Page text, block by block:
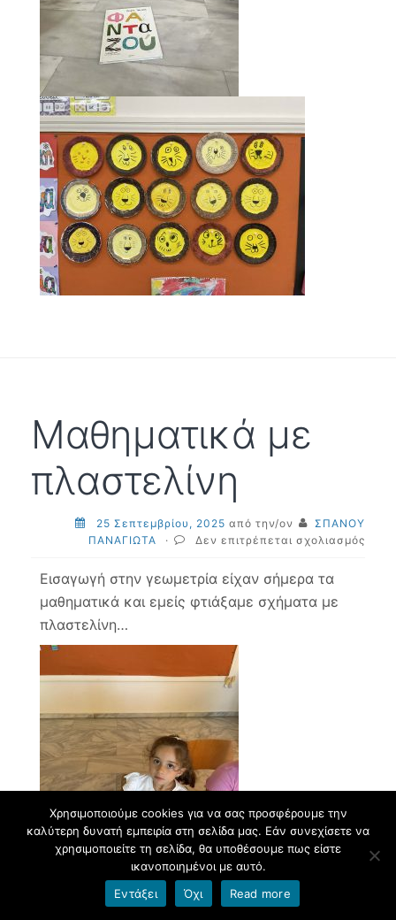
Μαθηματικά με
πλαστελίνη
25 Σεπτεμβρίου, 2025 από την/ον
ΣΠΑΝΟΥ
ΠΑΝΑΓΙΩΤΑ
· Δεν επιτρέπεται σχολιασμός
Εισαγωγή στην γεωμετρία είχαν σήμερα τα
μαθηματικά και εμείς φτιάξαμε σχήματα με
πλαστελίνη…
Χρησιμοποιούμε cookies για να σας προσφέρουμε την
καλύτερη δυνατή εμπειρία στη σελίδα μας. Εάν συνεχίσετε να
χρησιμοποιείτε τη σελίδα, θα υποθέσουμε πως είστε
ικανοποιημένοι με αυτό.
Εντάξει
Όχι Read more